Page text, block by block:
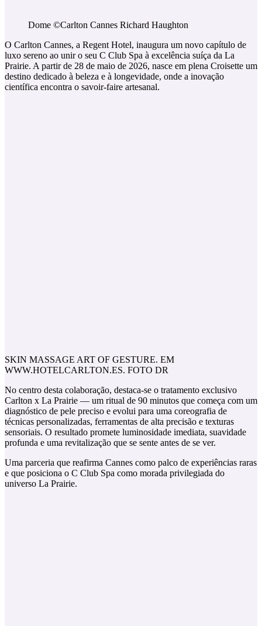
Dome ©Carlton Cannes Richard Haughton
O Carlton Cannes, a Regent Hotel, inaugura um novo capítulo de
luxo sereno ao unir o seu C Club Spa à excelência suíça da La
Prairie. A partir de 28 de maio de 2026, nasce em plena Croisette um
destino dedicado à beleza e à longevidade, onde a inovação
científica encontra o savoir‑faire artesanal.
SKIN MASSAGE ART OF GESTURE. EM
WWW.HOTELCARLTON.ES. FOTO DR
No centro desta colaboração, destaca‑se o tratamento exclusivo
Carlton x La Prairie — um ritual de 90 minutos que começa com um
diagnóstico de pele preciso e evolui para uma coreografia de
técnicas personalizadas, ferramentas de alta precisão e texturas
sensoriais. O resultado promete luminosidade imediata, suavidade
profunda e uma revitalização que se sente antes de se ver.
Uma parceria que reafirma Cannes como palco de experiências raras
e que posiciona o C Club Spa como morada privilegiada do
universo La Prairie.